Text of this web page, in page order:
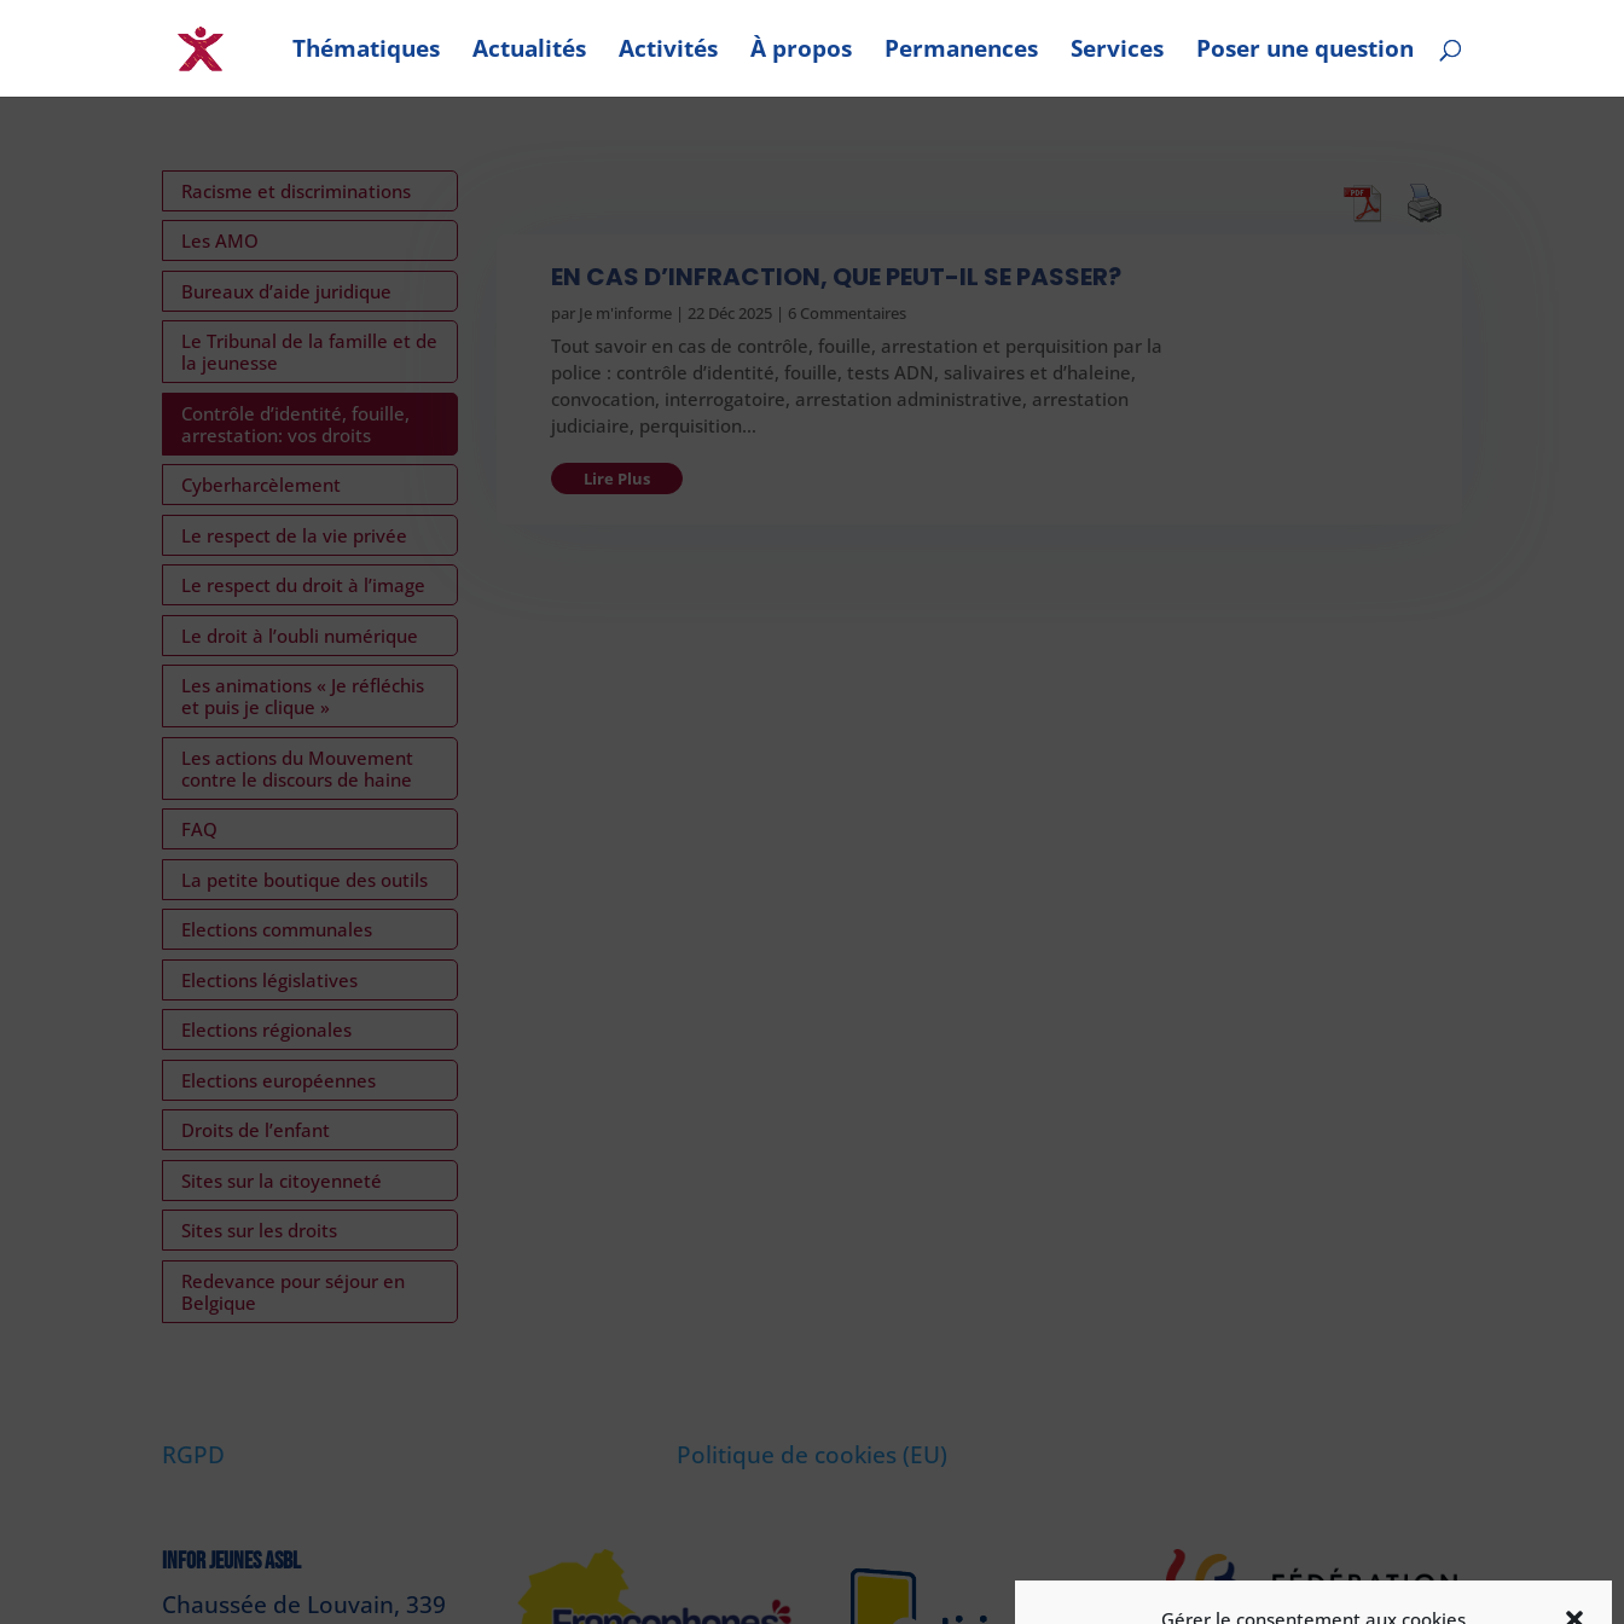
Gérer le consentement aux cookies
Thématiques Actualités Activités À propos Permanences Services Poser une question
Racisme et discriminations
Les AMO
Bureaux d’aide juridique
Le Tribunal de la famille et de
la jeunesse
Contrôle d’identité, fouille,
arrestation: vos droits
Cyberharcèlement
Le respect de la vie privée
Le respect du droit à l’image
Le droit à l’oubli numérique
Les animations « Je réfléchis
et puis je clique »
Les actions du Mouvement
contre le discours de haine
FAQ
La petite boutique des outils
Elections communales
Elections législatives
Elections régionales
Elections européennes
Droits de l’enfant
Sites sur la citoyenneté
Sites sur les droits
Redevance pour séjour en
Belgique
EN CAS D’INFRACTION, QUE PEUT-IL SE PASSER?
par Je m'informe | 22 Déc 2025 | 6 Commentaires
Tout savoir en cas de contrôle, fouille, arrestation et perquisition par la
police : contrôle d’identité, fouille, tests ADN, salivaires et d’haleine,
convocation, interrogatoire, arrestation administrative, arrestation
judiciaire, perquisition…
Lire Plus
RGPD Politique de cookies (EU)
INFOR JEUNES ASBL
Chaussée de Louvain, 339